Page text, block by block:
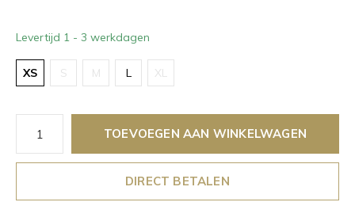
Levertijd 1 - 3 werkdagen
XS S M L XL
TOEVOEGEN AAN WINKELWAGEN
DIRECT BETALEN